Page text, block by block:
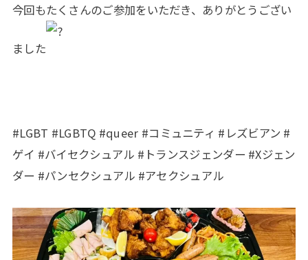
今回もたくさんのご参加をいただき、ありがとうござい
ました
#LGBT #LGBTQ #queer #コミュニティ #レズビアン #
ゲイ #バイセクシュアル #トランスジェンダー #Xジェン
ダー #パンセクシュアル #アセクシュアル